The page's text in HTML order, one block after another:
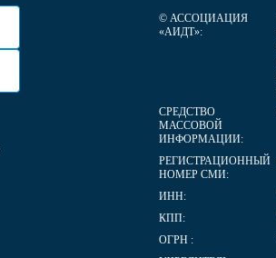
© АССОЦИАЦИЯ
«АИДТ»:
СРЕДСТВО
МАССОВОЙ
ИНФОРМАЦИИ:
РЕГИСТРАЦИОННЫЙ
НОМЕР СМИ:
ИНН:
КПП:
ОГРН :